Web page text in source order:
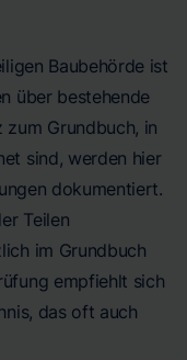
Baubehörde ist
über bestehende
zum Grundbuch, in
sind, werden hier
dokumentiert.
Teilen
im Grundbuch
empfiehlt sich
das oft auch